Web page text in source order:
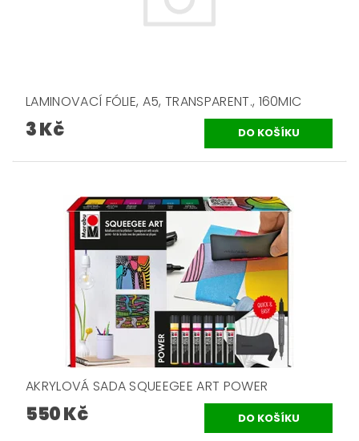
LAMINOVACÍ FÓLIE, A5, TRANSPARENT., 160MIC
3 Kč
AKRYLOVÁ SADA SQUEEGEE ART POWER
550 Kč